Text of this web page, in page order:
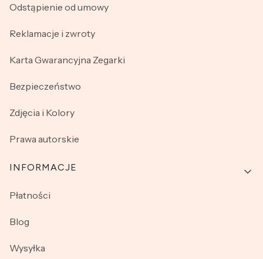
Odstąpienie od umowy
Reklamacje i zwroty
Karta Gwarancyjna Zegarki
Bezpieczeństwo
Zdjęcia i Kolory
Prawa autorskie
INFORMACJE
Płatności
Blog
Wysyłka